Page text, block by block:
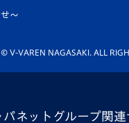
ン活動
〜
V-VAREN NAGASAKI. ALL
パネットグループ関連